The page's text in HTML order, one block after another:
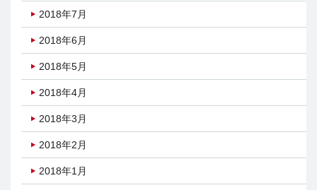
2018年7月
2018年6月
2018年5月
2018年4月
2018年3月
2018年2月
2018年1月